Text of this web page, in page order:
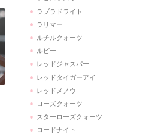
ラブラドライト
ラリマー
ルチルクォーツ
ルビー
レッドジャスパー
レッドタイガーアイ
レッドメノウ
ローズクォーツ
スターローズクォーツ
ロードナイト